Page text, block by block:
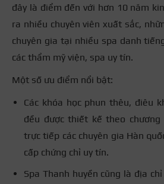
đây là điểm đến với hơn 10 năm
ra nhiều chuyên viên xuất sắc,
chuyên gia tại nhiều spa danh
các thẩm mỹ viện, spa uy tín.
Một số ưu điểm nổi bật:
Các khóa học phun thêu, điêu
đều được thiết kế theo chương
trực tiếp các chuyên gia Hàn
cấp chứng chỉ uy tín.
Spa Thanh huyền cũng là địa